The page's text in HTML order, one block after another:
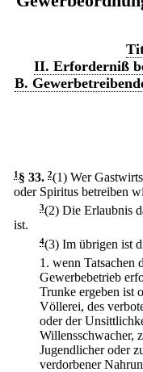
II. Erforderniß
B.
1 § 33. 2(1) Wer
oder Spiritus betreiben
3(2) Die Erlaubnis
ist.
4(3) Im übrigen ist
1. wenn Tatsachen
Gewerbebetrieb
Trunke ergeben ist
Völlerei, des
oder der
Willensschwacher,
Jugendlicher oder
verdorbener